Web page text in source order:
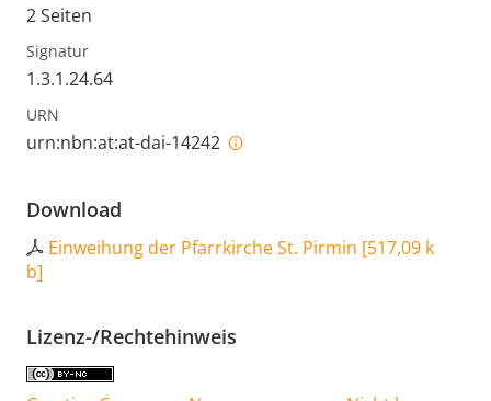
2 Seiten
Signatur
1.3.1.24.64
URN
urn:nbn:at:at-dai-14242
Download
Einweihung der Pfarrkirche St. Pirmin [517,09 k
b]
Lizenz-/Rechtehinweis